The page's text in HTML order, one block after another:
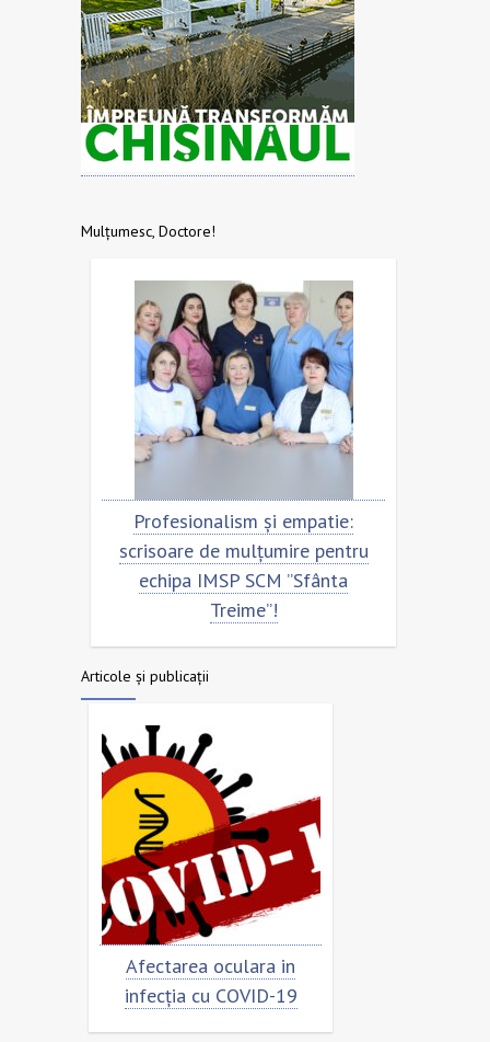
Mulțumesc, Doctore!
Profesionalism și empatie:
scrisoare de mulțumire pentru
echipa IMSP SCM ”Sfânta
Treime”!
Articole și publicații
Afectarea oculara in
infecția cu COVID-19